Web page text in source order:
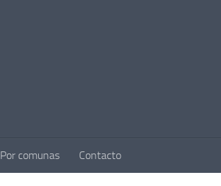
Por comunas Contacto